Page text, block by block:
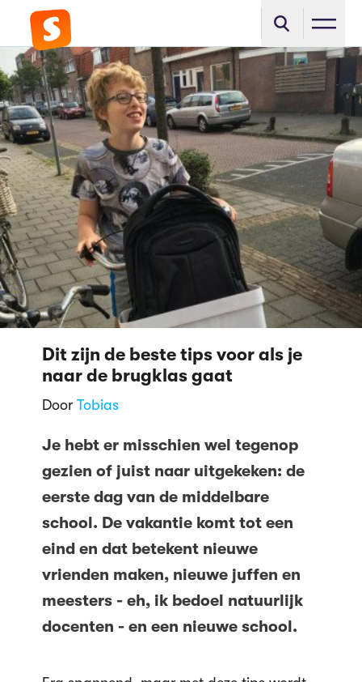
Dit zijn de beste tips voor als je
naar de brugklas gaat
Door Tobias
Je hebt er misschien wel tegenop
gezien of juist naar uitgekeken: de
eerste dag van de middelbare
school. De vakantie komt tot een
eind en dat betekent nieuwe
vrienden maken, nieuwe juffen en
meesters - eh, ik bedoel natuurlijk
docenten - en een nieuwe school.